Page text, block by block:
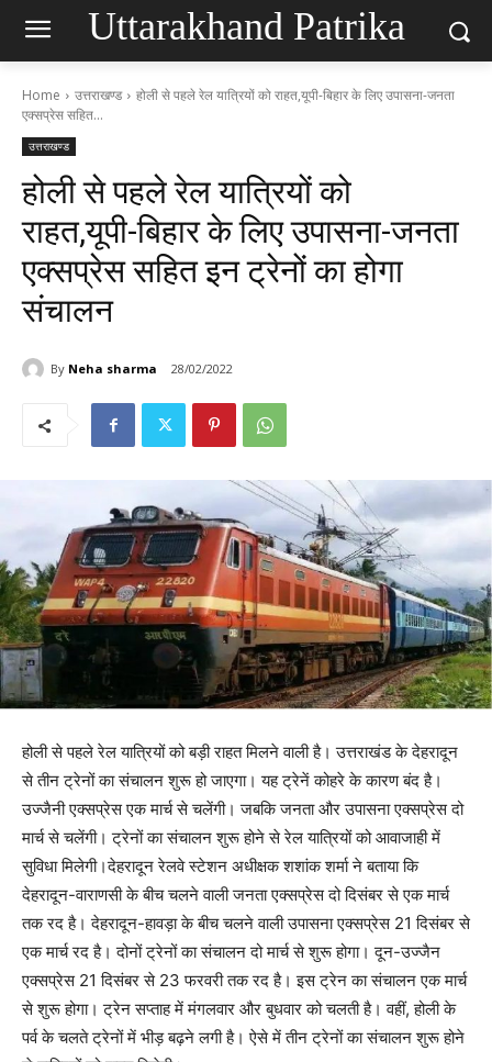
Uttarakhand Patrika
Home उत्तराखण्ड
होली से पहले रेल यात्रियों को राहत,यूपी-बिहार के लिए उपासना-जनता
एक्सप्रेस सहित...
उत्तराखण्ड
होली से पहले रेल यात्रियों को
राहत,यूपी-बिहार के लिए उपासना-जनता
एक्सप्रेस सहित इन ट्रेनों का होगा
संचालन
By Neha sharma 28/02/2022
होली से पहले रेल यात्रियों को बड़ी राहत मिलने वाली है। उत्तराखंड के देहरादून
से तीन ट्रेनों का संचालन शुरू हो जाएगा। यह ट्रेनें कोहरे के कारण बंद है।
उज्जैनी एक्सप्रेस एक मार्च से चलेंगी। जबकि जनता और उपासना एक्सप्रेस दो
मार्च से चलेंगी। ट्रेनों का संचालन शुरू होने से रेल यात्रियों को आवाजाही में
सुविधा मिलेगी।देहरादून रेलवे स्टेशन अधीक्षक शशांक शर्मा ने बताया कि
देहरादून-वाराणसी के बीच चलने वाली जनता एक्सप्रेस दो दिसंबर से एक मार्च
तक रद है। देहरादून-हावड़ा के बीच चलने वाली उपासना एक्सप्रेस 21 दिसंबर से
एक मार्च रद है। दोनों ट्रेनों का संचालन दो मार्च से शुरू होगा। दून-उज्जैन
एक्सप्रेस 21 दिसंबर से 23 फरवरी तक रद है। इस ट्रेन का संचालन एक मार्च
से शुरू होगा। ट्रेन सप्ताह में मंगलवार और बुधवार को चलती है। वहीं, होली के
पर्व के चलते ट्रेनों में भीड़ बढ़ने लगी है। ऐसे में तीन ट्रेनों का संचालन शुरू होने